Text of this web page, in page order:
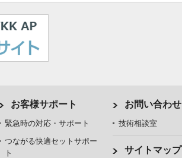
お客様サポート
緊急時の対応・サポート
つながる快適セットサポー
ト
お問い合わせ
技術相談室
サイトマップ